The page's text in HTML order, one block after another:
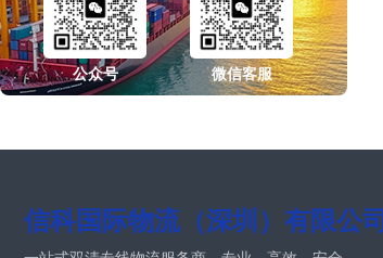
公众号 微信客服
信科国际物流（深圳）有限公司